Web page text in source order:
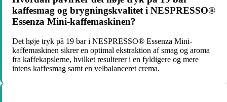
kaffesmag og brygningskvalitet i NESPRESSO®
Essenza Mini-kaffemaskinen?
Det høje tryk på 19 bar i NESPRESSO® Essenza Mini-
kaffemaskinen sikrer en optimal ekstraktion af smag og aroma
fra kaffekapslerne, hvilket resulterer i en fyldigere og mere
intens kaffesmag samt en velbalanceret crema.